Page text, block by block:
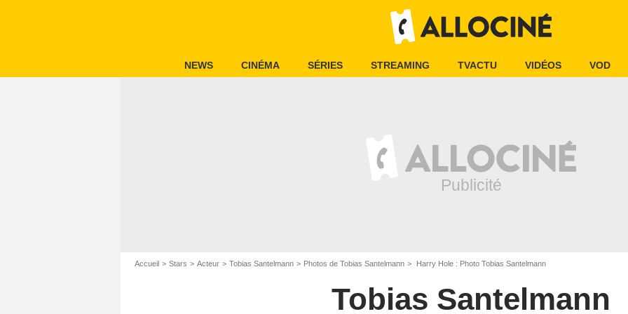
NEWS CINÉMA SÉRIES STREAMING TVACTU VIDÉOS VOD
Accueil Stars Acteur Tobias Santelmann Photos de Tobias Santelmann Harry Hole : Photo Tobias Santelmann
Tobias Santelmann